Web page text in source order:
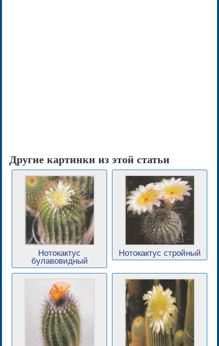
Другие картинки из этой статьи
Нотокактус
булавовидный
Нотокактус стройный